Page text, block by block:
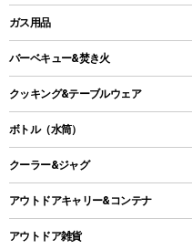
ロッジ型・オリジナルテント
タープ
スクエアタープ（レクタタープ）
メッシュタープ
自立式タープ
パラソル
テントアクセサリー
レジャーシート
LEDランタン
ガスランタン
オイルランタン
LEDライト
ヘッドライト
キャンドル
ガス用品
ガスバーナー
ガス缶
ガストーチ、ライター
バーベキュー&焚き火
バーベキューコンロ、グリル
焚き火台タイプ（ロースタイル）グリル
卓上タイプグリル
パーティータイプグリル
クッキング&テーブルウェア
ダッチオーブン
ホットサンドメーカー
クッカーセット
ボトル（水筒）
ステンレスボトル
コップ付きタイプ
ワンタッチタイプ
クーラー&ジャグ
クーラーボックス
クーラーバッグ
アウトドアキャリー&コンテナ
アウトドアキャリー
アウトドア雑貨